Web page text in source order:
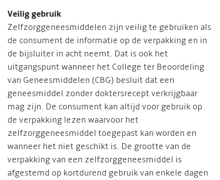
Veilig gebruik
Zelfzorggeneesmiddelen zijn veilig te gebruiken als
de consument de informatie op de verpakking en in
de bijsluiter in acht neemt. Dat is ook het
uitgangspunt wanneer het College ter Beoordeling
van Geneesmiddelen (CBG) besluit dat een
geneesmiddel zonder doktersrecept verkrijgbaar
mag zijn. De consument kan altijd voor gebruik op
de verpakking lezen waarvoor het
zelfzorggeneesmiddel toegepast kan worden en
wanneer het niet geschikt is. De grootte van de
verpakking van een zelfzorggeneesmiddel is
afgestemd op kortdurend gebruik van enkele dagen